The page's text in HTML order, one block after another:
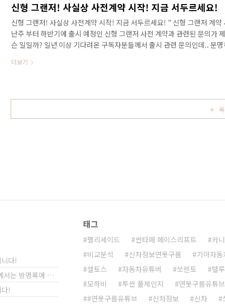
신형 그랜저! 사실상 사전계약 시작! 지금 서두르세요!
신형 그랜저! 사실상 사전계약 시작! 지금 서두르세요! " 신형 그랜저 계
난주 부터 하반기에 출시 예정인 신형 그랜저 사전 계약과 관련된 문의가
슨 일일까? 일년 이상 기다려온 구독자분들께서 출시 관련 문의인데.. 분
이 시작되었네요! 어쩌면 차량이 빠르게 필요하시면 지금 바로 서둘러야 할
를 구입하려고 해도 대기 기간만 최소 6개월 부터 인기 차종 하..
더보기
다!
생물 분양을 원하시는 분께서는 방명록에 비밀글⋯
!
태그
팰리세이드 싼타페 페이스리프트 카
비교분석
신차정보연못구름 기아자동
셀토스
자동차유튜버 쏘렌토 텔
모하비
투싼 풀체인지 연못구름유튜브
#연못구름유튜브
신차정보 신차